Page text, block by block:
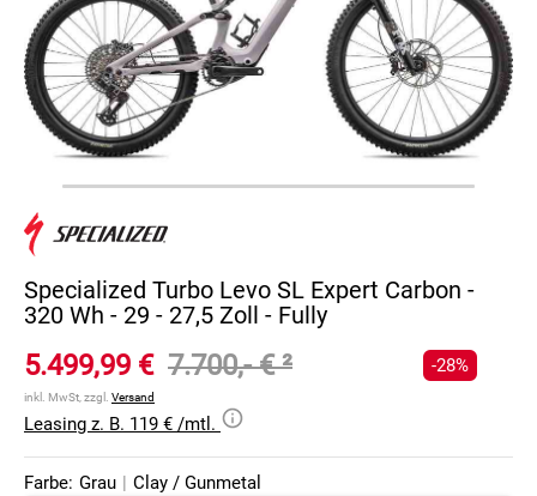
Specialized Turbo Levo SL Expert Carbon -
320 Wh - 29 - 27,5 Zoll - Fully
5.499,99 € 7.700,- €²
inkl. MwSt, zzgl. Versand
-28%
Leasing z. B. 119 € /mtl.
Farbe: Grau | Clay / Gunmetal